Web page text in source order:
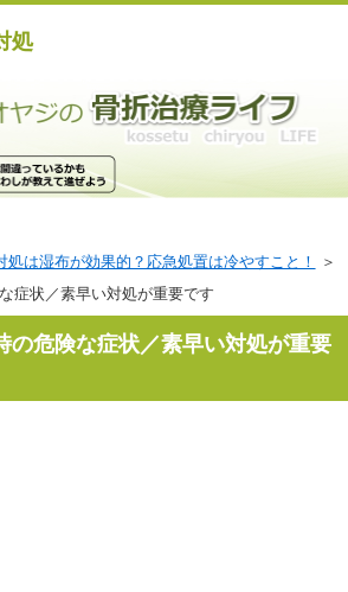
処
処は湿布が効果的？応急処置は冷やすこと！
＞
症状／素早い対処が重要です
の危険な症状／素早い対処が重要